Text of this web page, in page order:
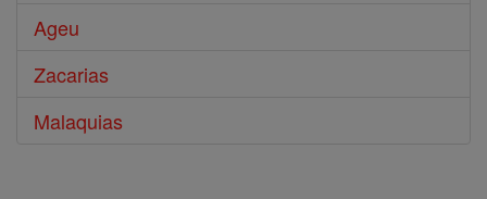
Ageu
Zacarias
Malaquias